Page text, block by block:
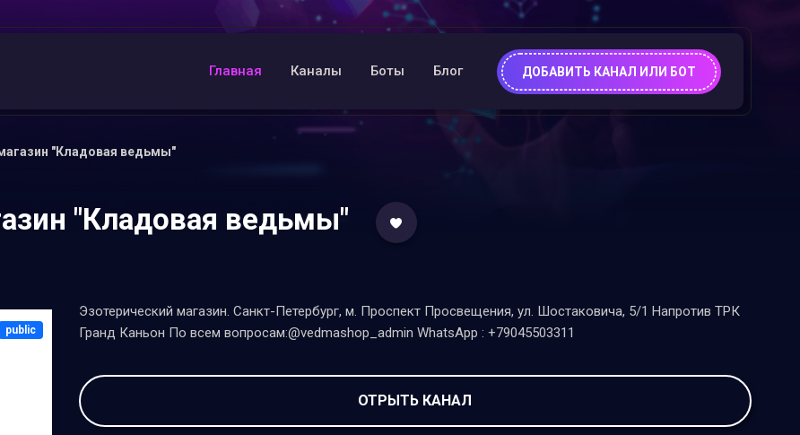
Главная Каналы Боты Блог ДОБАВИТЬ КАНАЛ ИЛИ БОТ
"Кладовая ведьмы"
"Кладовая ведьмы"
public
Эзотерический магазин. Санкт-Петербург, м. Проспект Просвещения, ул. Шостаковича, 5/1 Напротив ТРК
Гранд Каньон По всем вопросам:@vedmashop_admin WhatsApp : +79045503311
ОТРЫТЬ КАНАЛ